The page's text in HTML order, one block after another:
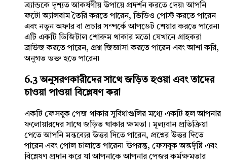
ব্র্যান্ডকে দৃশ্যত আকর্ষণীয় উপায়ে প্রদর্শন করতে দেয়৷ আপনি
ফটো অ্যালবাম তৈরি করতে পারেন, ভিডিও পোস্ট করতে পারেন
এবং নতুন অফার বা প্রচার সম্পর্কে আপডেট শেয়ার করতে পারেন৷
এটি একটি ডিজিটাল শোরুম থাকার মতো যেখানে গ্রাহকরা
ব্রাউজ করতে পারেন, প্রশ্ন জিজ্ঞাসা করতে পারেন এবং আশা করি,
অনুগত ভক্ত হতে পারেন৷
6.3 অনুসরণকারীদের সাথে জড়িত হওয়া এবং তাদের
চাওয়া পাওয়া বিশ্লেষণ করা
একটি ফেসবুক পেজ থাকার সুবিধাগুলির মধ্যে একটি হল আপনার
ফলোয়ারদের সাথে জড়িত থাকার ক্ষমতা। মূল্যবান প্রতিক্রিয়া
পেতে আপনি মন্তব্যের উত্তর দিতে পারেন, প্রশ্নের উত্তর দিতে
পারেন এবং পোল চালাতে পারেন৷ উপরন্তু, ফেসবুক অন্তর্দৃষ্টি এবং
বিশ্লেষণ প্রদান করে যা আপনাকে আপনার পেজর কর্মক্ষমতার